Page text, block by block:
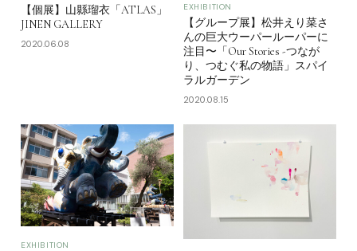
【個展】山縣瑠衣「ATLAS」
JINEN GALLERY
2020.06.08
EXHIBITION
【グループ展】松井えり菜さ
んの巨大ウーパールーパーに
注目〜「Our Stories -つなが
り、つむぐ私の物語」スパイ
ラルガーデン
2020.08.15
EXHIBITION